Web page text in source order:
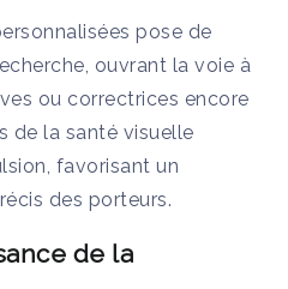
pose de
ouvrant la voie à
ou correctrices encore
de la santé visuelle
favorisant un
des porteurs.
de la